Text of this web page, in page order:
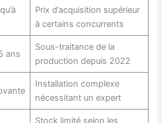
Prix d’acquisition supérieur
à certains concurrents
ans
Sous-traitance de la
production depuis 2022
Installation complexe
nécessitant un expert
Stock limité selon les